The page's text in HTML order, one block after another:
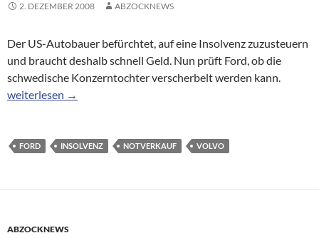
2. DEZEMBER 2008 ABZOCKNEWS
Der US-Autobauer befürchtet, auf eine Insolvenz zuzusteuern
und braucht deshalb schnell Geld. Nun prüft Ford, ob die
schwedische Konzerntochter verscherbelt werden kann.
Ford überlegt Notverkauf von Volvo
weiterlesen →
FORD INSOLVENZ NOTVERKAUF VOLVO
ABZOCKNEWS